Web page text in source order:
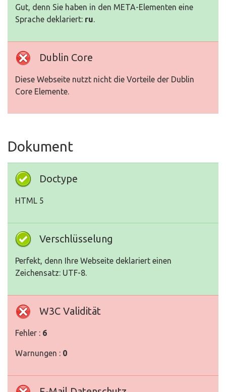
Gut, denn Sie haben in den META-Elementen eine
Sprache deklariert: ru.
Dublin Core
Diese Webseite nutzt nicht die Vorteile der Dublin
Core Elemente.
Dokument
Doctype
HTML 5
Verschlüsselung
Perfekt, denn Ihre Webseite deklariert einen
Zeichensatz: UTF-8.
W3C Validität
Fehler : 6
Warnungen : 0